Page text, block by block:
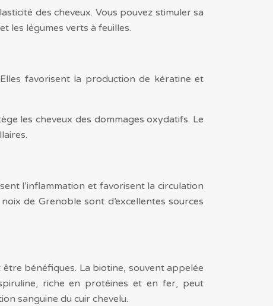
des cheveux. Vous pouvez stimuler sa
les légumes verts à feuilles.
favorisent la production de kératine et
les cheveux des dommages oxydatifs. Le
l’inflammation et favorisent la circulation
de Grenoble sont d’excellentes sources
bénéfiques. La biotine, souvent appelée
riche en protéines et en fer, peut
sanguine du cuir chevelu.